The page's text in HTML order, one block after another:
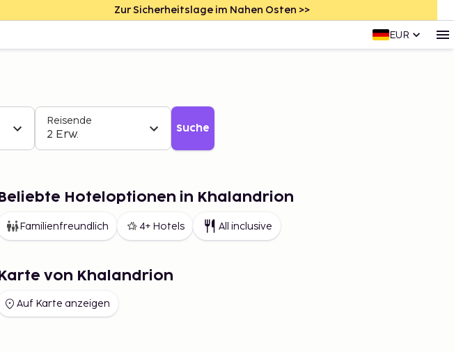
Zur Sicherheitslage im Nahen Osten >>
EUR
Reisende
2 Erw. Suche
Beliebte Hoteloptionen in Khalandrion
Familienfreundlich 4+ Hotels All inclusive
Karte von Khalandrion
Auf Karte anzeigen